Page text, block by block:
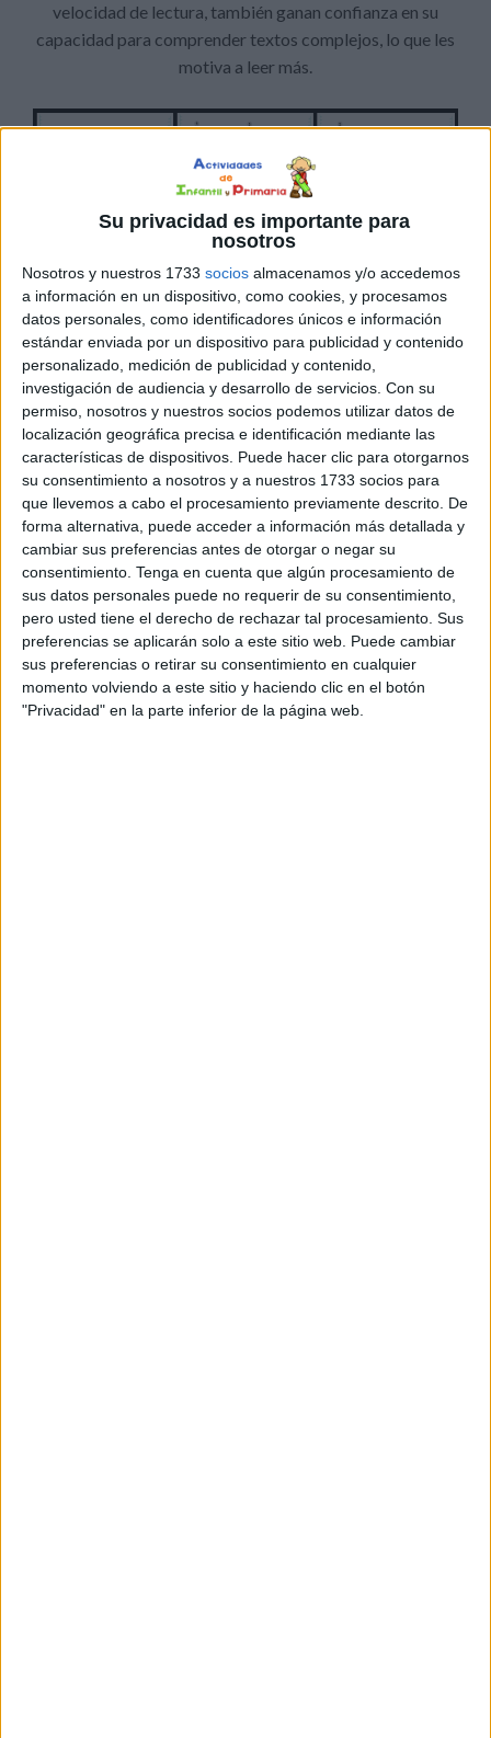
Su privacidad es importante para
nosotros
Nosotros y nuestros 1733 socios almacenamos y/o accedemos
a información en un dispositivo, como cookies, y procesamos
datos personales, como identificadores únicos e información
estándar enviada por un dispositivo para publicidad y contenido
personalizado, medición de publicidad y contenido,
investigación de audiencia y desarrollo de servicios. Con su
permiso, nosotros y nuestros socios podemos utilizar datos de
localización geográfica precisa e identificación mediante las
características de dispositivos. Puede hacer clic para otorgarnos
su consentimiento a nosotros y a nuestros 1733 socios para
que llevemos a cabo el procesamiento previamente descrito. De
forma alternativa, puede acceder a información más detallada y
cambiar sus preferencias antes de otorgar o negar su
consentimiento. Tenga en cuenta que algún procesamiento de
sus datos personales puede no requerir de su consentimiento,
pero usted tiene el derecho de rechazar tal procesamiento. Sus
preferencias se aplicarán solo a este sitio web. Puede cambiar
sus preferencias o retirar su consentimiento en cualquier
momento volviendo a este sitio y haciendo clic en el botón
"Privacidad" en la parte inferior de la página web.
velocidad de lectura, también ganan confianza en su
capacidad para comprender textos complejos, lo que les
motiva a leer más.